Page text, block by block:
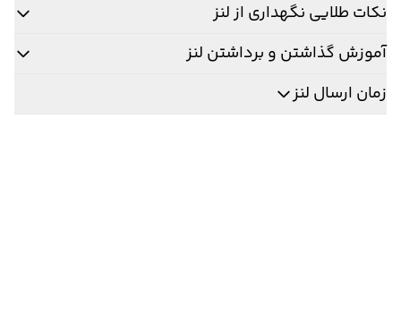
نکات طلایی نگهداری از لنز
آموزش گذاشتن و برداشتن لنز
زمان ارسال لنز